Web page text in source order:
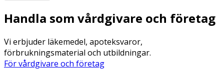
Handla som vårdgivare och företag
Vi erbjuder läkemedel, apoteksvaror,
förbrukningsmaterial och utbildningar.
För vårdgivare och företag